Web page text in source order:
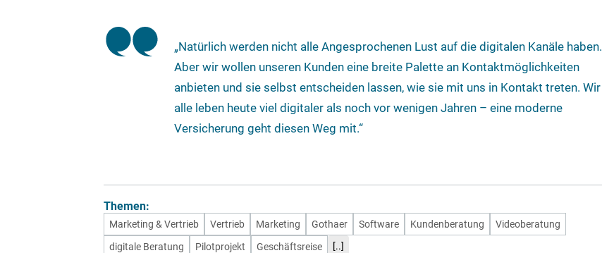
„Natürlich werden nicht alle Angesprochenen Lust auf die digitalen Kanäle haben.
Aber wir wollen unseren Kunden eine breite Palette an Kontaktmöglichkeiten
anbieten und sie selbst entscheiden lassen, wie sie mit uns in Kontakt treten. Wir
alle leben heute viel digitaler als noch vor wenigen Jahren – eine moderne
Versicherung geht diesen Weg mit.“
Themen:
Marketing & Vertrieb Vertrieb Marketing Gothaer Software Kundenberatung
Videoberatung
digitale Beratung
Pilotprojekt Geschäftsreise [..]